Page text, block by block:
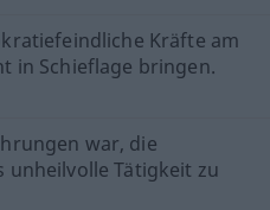
Kräfte am
in Schieflage bringen.
war, die
Tätigkeit zu